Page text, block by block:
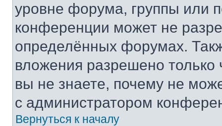
уровне форума, группы или
конференции может не
определённых форумах.
вложения разрешено
вы не знаете, почему не
с администратором
Вернуться к началу